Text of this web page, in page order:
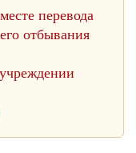
перевода
отбывания